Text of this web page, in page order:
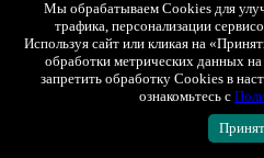
БЫСТРЫЙ ПРОСМОТР
Мы обрабатываем Cookies для
трафика, персонализации
Используя сайт или кликая на
обработки метрических данных
запретить обработку Cookies в
ознакомьтесь с